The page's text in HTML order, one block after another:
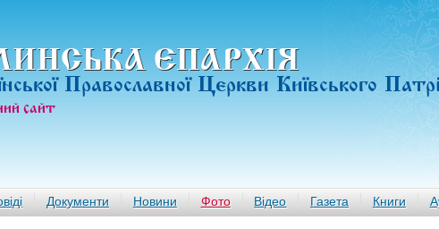
ЄПАРХIЯ
Православної Церкви Київського
сайт
Документи Новини Фото Відео Газета Книги